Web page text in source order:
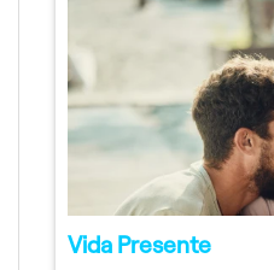
Vida Presente